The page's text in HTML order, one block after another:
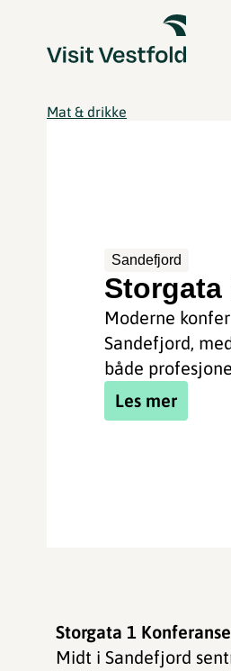
Mat & drikke
Sandefjord
Storgata
Moderne
Sandefjord,
både
Les mer
Storgata 1
Midt i Sandefjord